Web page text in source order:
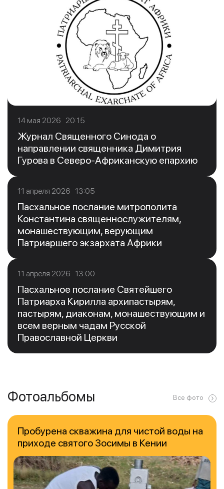
14 мая 2026 20:15
Журнал Священного Синода о
направлении священника Димитрия
Гурова в Северо-Африканскую епархию
11 апреля 2026 13:05
Пасхальное послание митрополита
Константина священнослужителям,
монашествующим, верующим
Патриаршего экзархата Африки
11 апреля 2026 13:00
Пасхальное послание Святейшего
Патриарха Кирилла архипастырям,
пастырям, диаконам, монашествующим и
всем верным чадам Русской
Православной Церкви
Фотоальбомы Все фото
Пробурена скважина для чистой воды на
приходе святого Зосимы в Кении